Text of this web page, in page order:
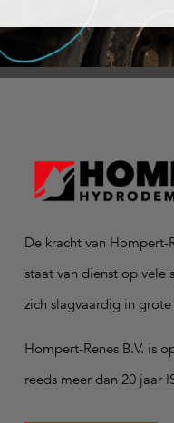
De kracht van Hompert-
staat van dienst op vele
zich slagvaardig in
Hompert-Renes B.V. is
reeds meer dan 20 jaar